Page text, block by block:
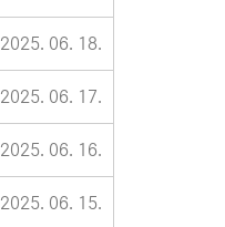
2025. 06. 18.
2025. 06. 17.
2025. 06. 16.
2025. 06. 15.